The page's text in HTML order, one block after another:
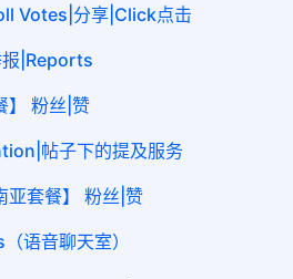
Votes|分享|Click点击
|Reports
】 粉丝|赞
帖子下的提及服务
套餐】 粉丝|赞
语音聊天室）